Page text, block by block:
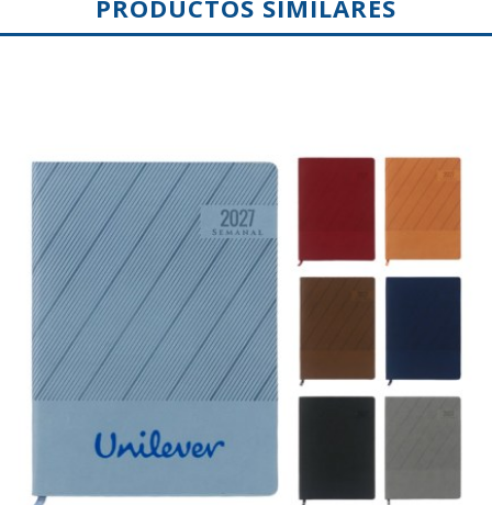
PRODUCTOS SIMILARES